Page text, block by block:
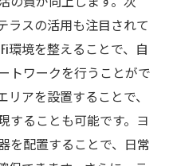
ラスの活用も注目されて
環境を整えることで、自
トワークを行うことがで
アを設置することで、
することも可能です。ヨ
を配置することで、日常